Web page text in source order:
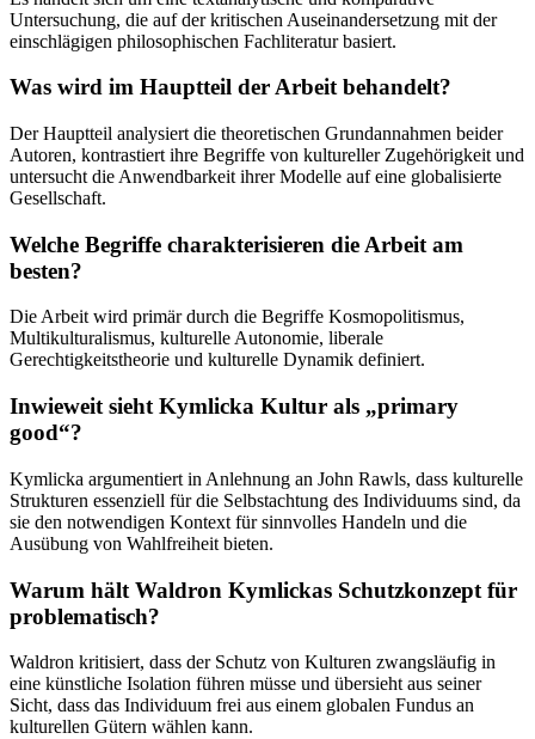
Untersuchung, die auf der kritischen Auseinandersetzung mit der
einschlägigen philosophischen Fachliteratur basiert.
Was wird im Hauptteil der Arbeit behandelt?
Der Hauptteil analysiert die theoretischen Grundannahmen beider
Autoren, kontrastiert ihre Begriffe von kultureller Zugehörigkeit und
untersucht die Anwendbarkeit ihrer Modelle auf eine globalisierte
Gesellschaft.
Welche Begriffe charakterisieren die Arbeit am
besten?
Die Arbeit wird primär durch die Begriffe Kosmopolitismus,
Multikulturalismus, kulturelle Autonomie, liberale
Gerechtigkeitstheorie und kulturelle Dynamik definiert.
Inwieweit sieht Kymlicka Kultur als „primary
good“?
Kymlicka argumentiert in Anlehnung an John Rawls, dass kulturelle
Strukturen essenziell für die Selbstachtung des Individuums sind, da
sie den notwendigen Kontext für sinnvolles Handeln und die
Ausübung von Wahlfreiheit bieten.
Warum hält Waldron Kymlickas Schutzkonzept für
problematisch?
Waldron kritisiert, dass der Schutz von Kulturen zwangsläufig in
eine künstliche Isolation führen müsse und übersieht aus seiner
Sicht, dass das Individuum frei aus einem globalen Fundus an
kulturellen Gütern wählen kann.